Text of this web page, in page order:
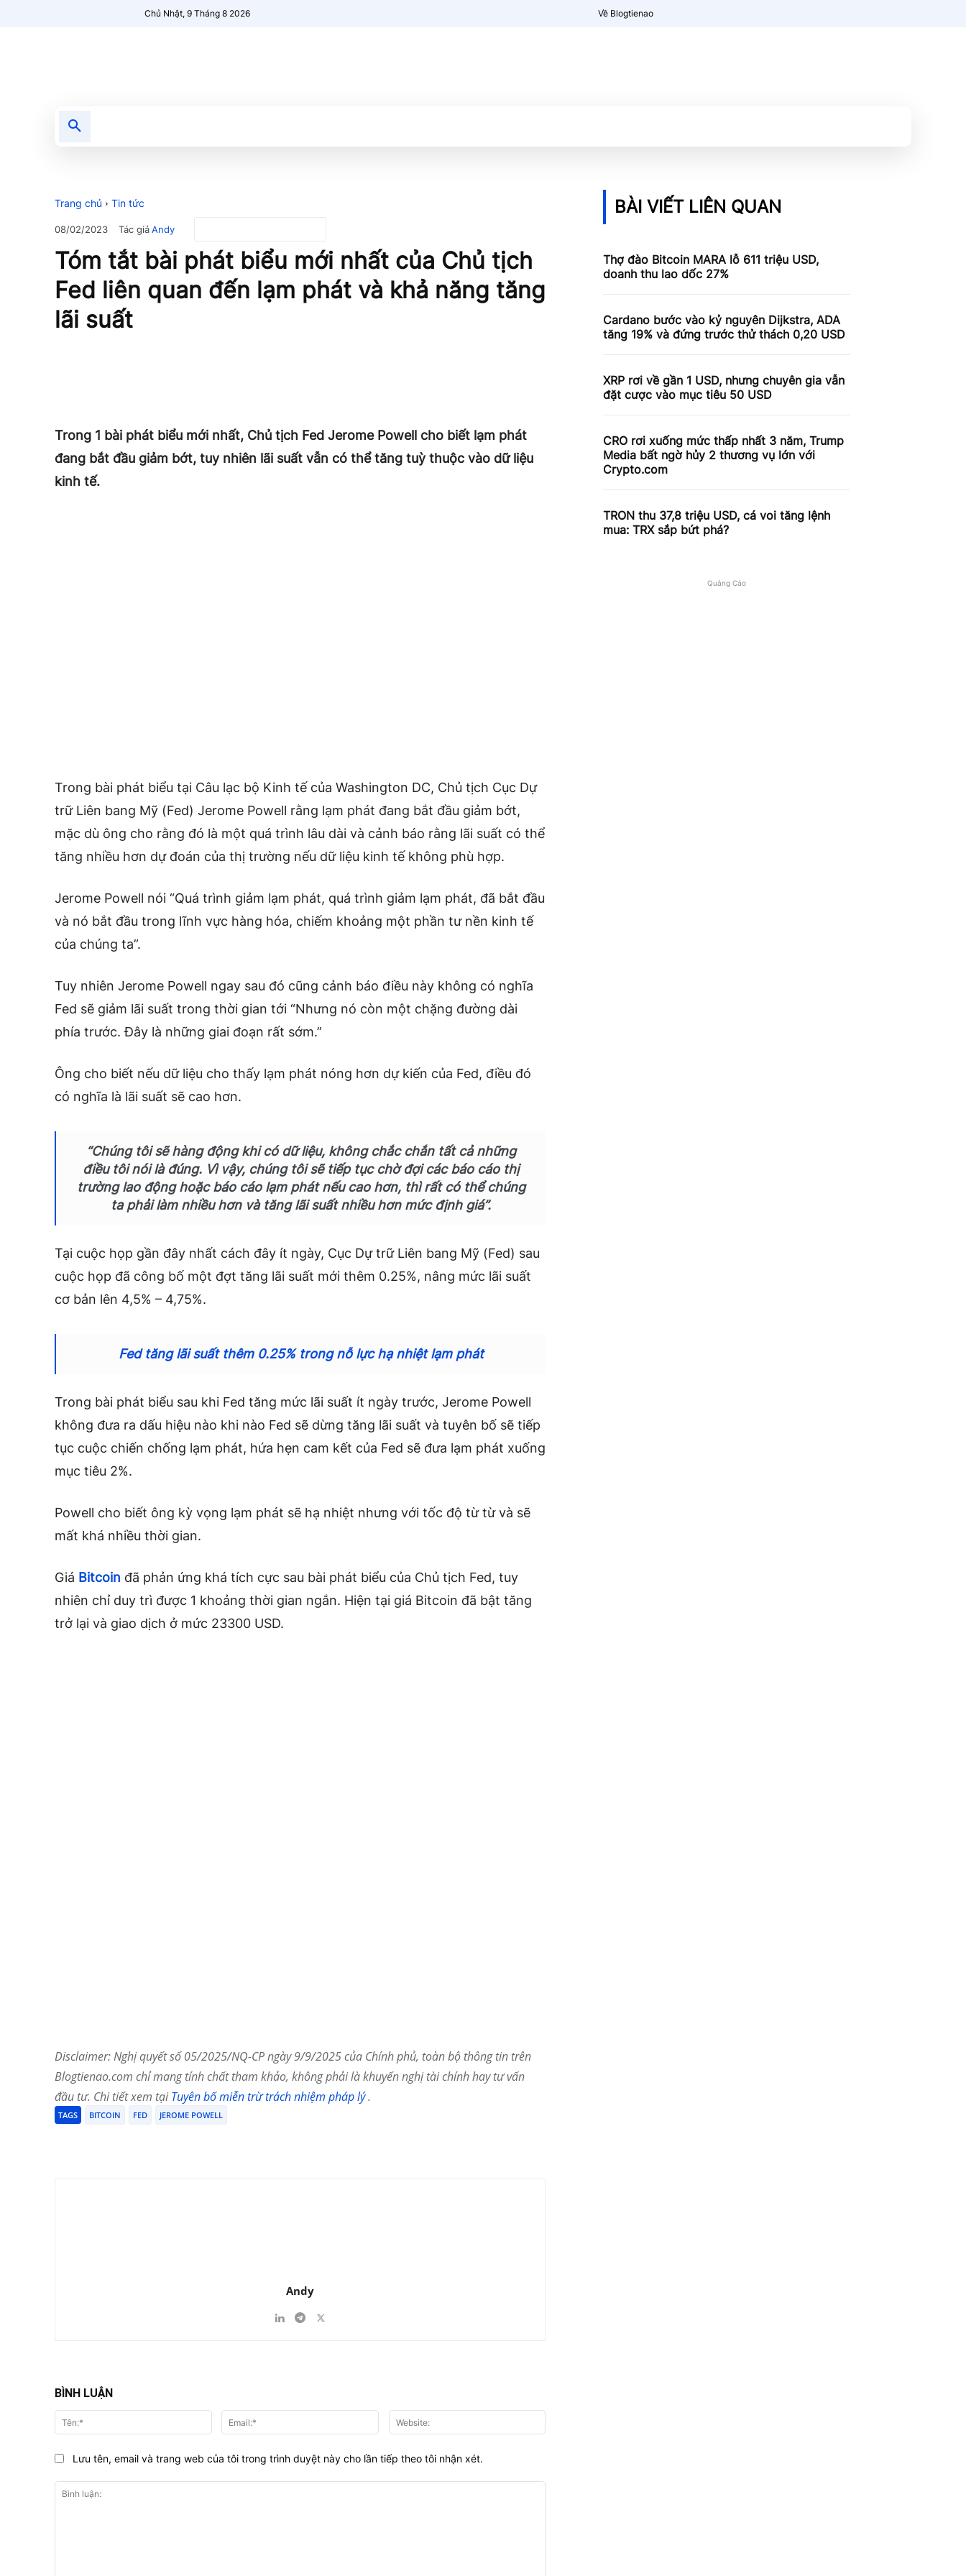
Chủ Nhật, 9 Tháng 8 2026 Về Blogtienao
Trang chủ Tin tức
08/02/2023 Tác giảAndy
Tóm tắt bài phát biểu mới nhất của Chủ tịch
Fed liên quan đến lạm phát và khả năng tăng
lãi suất
Trong 1 bài phát biểu mới nhất, Chủ tịch Fed Jerome Powell cho biết lạm phát
đang bắt đầu giảm bớt, tuy nhiên lãi suất vẫn có thể tăng tuỳ thuộc vào dữ liệu
kinh tế.
Trong bài phát biểu tại Câu lạc bộ Kinh tế của Washington DC, Chủ tịch Cục Dự
trữ Liên bang Mỹ (Fed) Jerome Powell rằng lạm phát đang bắt đầu giảm bớt,
mặc dù ông cho rằng đó là một quá trình lâu dài và cảnh báo rằng lãi suất có thể
tăng nhiều hơn dự đoán của thị trường nếu dữ liệu kinh tế không phù hợp.
Jerome Powell nói “Quá trình giảm lạm phát, quá trình giảm lạm phát, đã bắt đầu
và nó bắt đầu trong lĩnh vực hàng hóa, chiếm khoảng một phần tư nền kinh tế
của chúng ta”.
Tuy nhiên Jerome Powell ngay sau đó cũng cảnh báo điều này không có nghĩa
Fed sẽ giảm lãi suất trong thời gian tới “Nhưng nó còn một chặng đường dài
phía trước. Đây là những giai đoạn rất sớm.”
Ông cho biết nếu dữ liệu cho thấy lạm phát nóng hơn dự kiến ​​của Fed, điều đó
có nghĩa là lãi suất sẽ cao hơn.
“Chúng tôi sẽ hàng động khi có dữ liệu, không chắc chắn tất cả những
điều tôi nói là đúng. Vì vậy, chúng tôi sẽ tiếp tục chờ đợi các báo cáo thị
trường lao động hoặc báo cáo lạm phát nếu cao hơn, thì rất có thể chúng
ta phải làm nhiều hơn và tăng lãi suất nhiều hơn mức định giá”.
Tại cuộc họp gần đây nhất cách đây ít ngày, Cục Dự trữ Liên bang Mỹ (Fed) sau
cuộc họp đã công bố một đợt tăng lãi suất mới thêm 0.25%, nâng mức lãi suất
cơ bản lên 4,5% – 4,75%.
Fed tăng lãi suất thêm 0.25% trong nỗ lực hạ nhiệt lạm phát
Trong bài phát biểu sau khi Fed tăng mức lãi suất ít ngày trước, Jerome Powell
không đưa ra dấu hiệu nào khi nào Fed sẽ dừng tăng lãi suất và tuyên bố sẽ tiếp
tục cuộc chiến chống lạm phát, hứa hẹn cam kết của Fed sẽ đưa lạm phát xuống
mục tiêu 2%.
Powell cho biết ông kỳ vọng lạm phát sẽ hạ nhiệt nhưng với tốc độ từ từ và sẽ
mất khá nhiều thời gian.
Giá Bitcoin đã phản ứng khá tích cực sau bài phát biểu của Chủ tịch Fed, tuy
nhiên chỉ duy trì được 1 khoảng thời gian ngắn. Hiện tại giá Bitcoin đã bật tăng
trở lại và giao dịch ở mức 23300 USD.
Disclaimer: Nghị quyết số 05/2025/NQ-CP ngày 9/9/2025 của Chính phủ, toàn bộ thông tin trên
Blogtienao.com chỉ mang tính chất tham khảo, không phải là khuyến nghị tài chính hay tư vấn
đầu tư. Chi tiết xem tạiTuyên bố miễn trừ trách nhiệm pháp lý.
TAGS BITCOIN FED JEROME POWELL
Andy
BÌNH LUẬN
Tên:* Email:*
Lưu tên, email và trang web của tôi trong trình duyệt này cho lần tiếp theo tôi nhận xét.
BÀI VIẾT LIÊN QUAN
Thợ đào Bitcoin MARA lỗ 611 triệu USD,
doanh thu lao dốc 27%
Cardano bước vào kỷ nguyên Dijkstra, ADA
tăng 19% và đứng trước thử thách 0,20 USD
XRP rơi về gần 1 USD, nhưng chuyên gia vẫn
đặt cược vào mục tiêu 50 USD
CRO rơi xuống mức thấp nhất 3 năm, Trump
Media bất ngờ hủy 2 thương vụ lớn với
Crypto.com
TRON thu 37,8 triệu USD, cá voi tăng lệnh
mua: TRX sắp bứt phá?
Quảng Cáo